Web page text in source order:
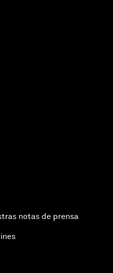
notas de prensa